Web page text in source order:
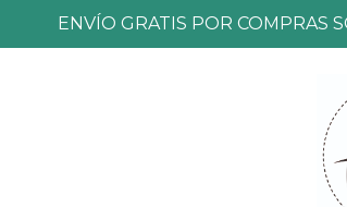
ENVÍO GRATIS POR COMPRAS